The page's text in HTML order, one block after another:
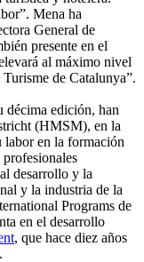
Mena ha
General de
presente en el
al máximo nivel
de Catalunya”.
décima edición, han
(HMSM), en la
labor en la formación
desarrollo y la
y la industria de la
Programs de
en el desarrollo
, que hace diez años